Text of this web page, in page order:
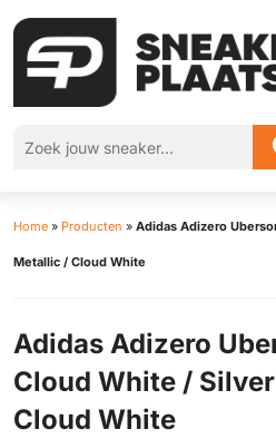
Home » Producten » Adidas Adizero
Metallic / Cloud White
Adidas Adizero
Cloud White /
Cloud White